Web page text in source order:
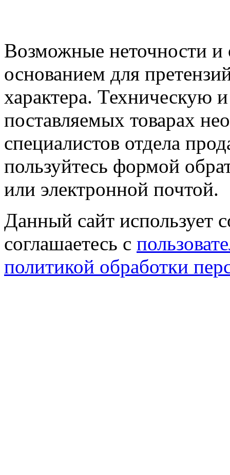
Возможные неточности и
основанием для
характера.
поставляемых товарах
специалистов отдела
пользуйтесь формой
или электронной почтой.
Данный сайт использует
соглашаетесь с
политикой обработки